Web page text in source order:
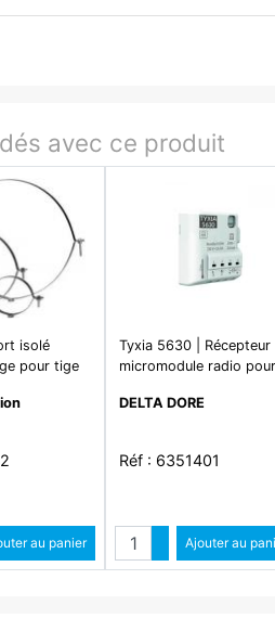
avec ce produit
isolé
pour tige
Quantité
quantité
quantité
au panier
Tyxia 5630 | Récepteur
micromodule radio pour
DELTA DORE
Réf : 6351401
Quantité
Augmenter
Diminuer
Ajouter au